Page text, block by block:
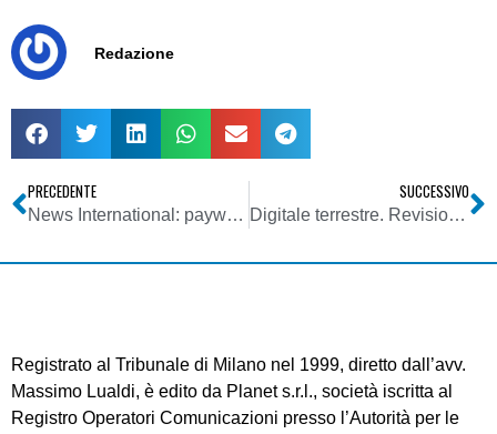
Redazione
PRECEDENTE
News International: paywall in arrivo per il Times. L’ansia cresce
SUCCESSIVO
Digitale terrestre. Revisione Piano assegnazione frequenze. Slitta a settimana prossima esame Agcom. Sul tavolo anche mux consortili e divieto spreco risorse
Registrato al Tribunale di Milano nel 1999, diretto dall’avv.
Massimo Lualdi, è edito da Planet s.r.l., società iscritta al
Registro Operatori Comunicazioni presso l’Autorità per le